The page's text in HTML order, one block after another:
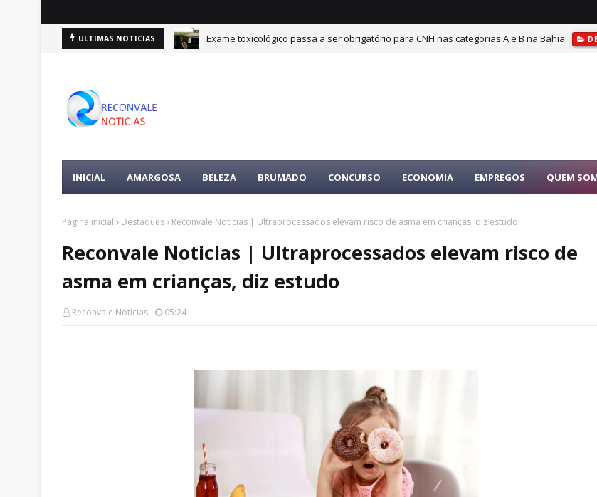
ULTIMAS NOTICIAS Exame toxicológico passa a ser obrigatório para CNH nas categorias A e B na Bahia
INICIAL AMARGOSA BELEZA BRUMADO CONCURSO ECONOMIA EMPREGOS QUEM
Página inicial Destaques Reconvale Noticias | Ultraprocessados elevam risco de asma em crianças, diz estudo
Reconvale Noticias | Ultraprocessados elevam risco de
asma em crianças, diz estudo
Reconvale Noticias 05:24